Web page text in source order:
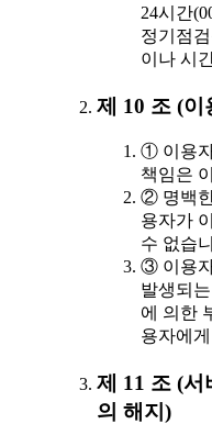
24시간
정기점
이나 시
제 10 조 (이
① 이용
책임은
② 명백한
용자가
수 없습
③ 이용
발생되
에 의한
용자에
제 11 조 (서
의 해지)